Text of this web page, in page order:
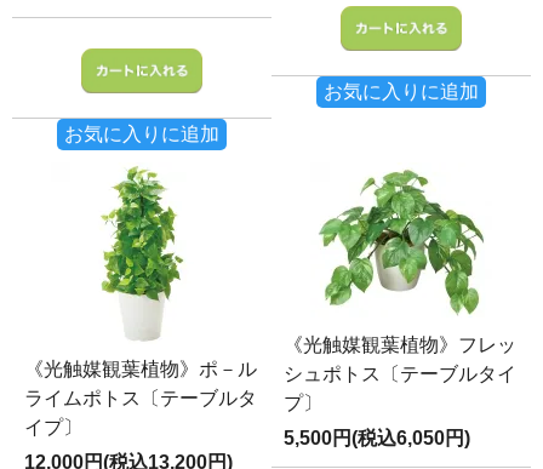
お気に入りに追加
お気に入りに追加
《光触媒観葉植物》ポ－ル
ライムポトス〔テーブルタ
イプ〕
12,000円(税込13,200円)
《光触媒観葉植物》フレッ
シュポトス〔テーブルタイ
プ〕
5,500円(税込6,050円)